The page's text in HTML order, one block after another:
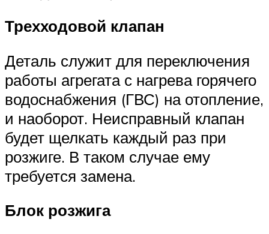
Трехходовой клапан
Деталь служит для переключения
работы агрегата с нагрева горячего
водоснабжения (ГВС) на отопление,
и наоборот. Неисправный клапан
будет щелкать каждый раз при
розжиге. В таком случае ему
требуется замена.
Блок розжига